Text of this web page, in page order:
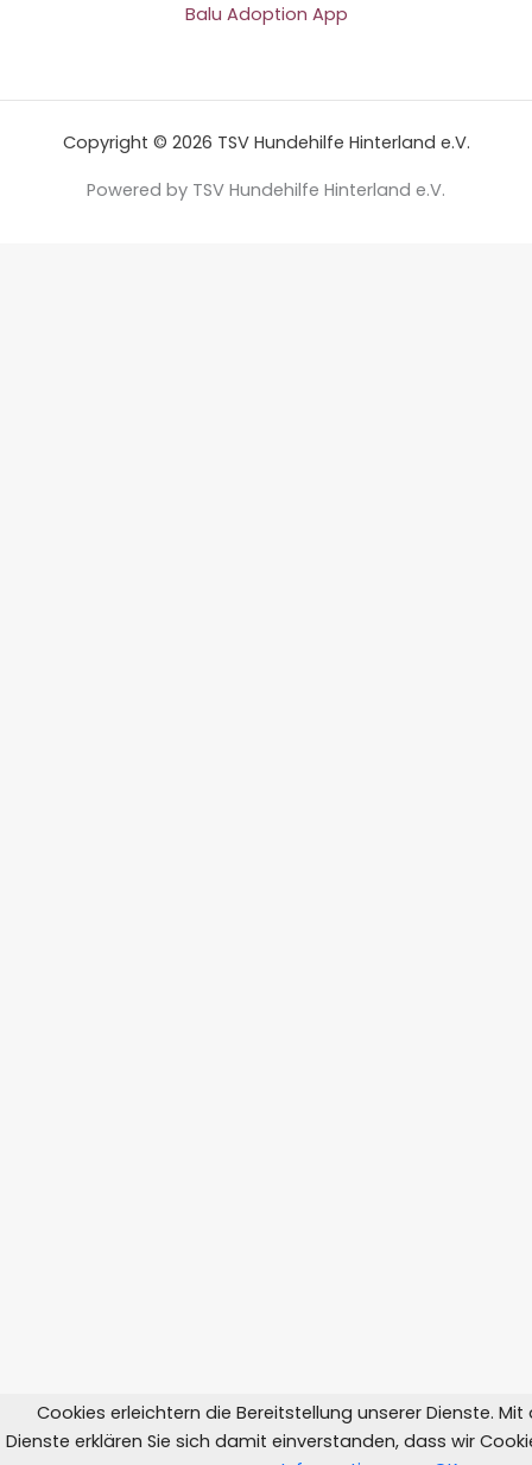
Balu Adoption App
Copyright © 2026 TSV Hundehilfe Hinterland e.V.
Powered by TSV Hundehilfe Hinterland e.V.
Cookies erleichtern die Bereitstellung unserer Dienste. Mit
Dienste erklären Sie sich damit einverstanden, dass wir